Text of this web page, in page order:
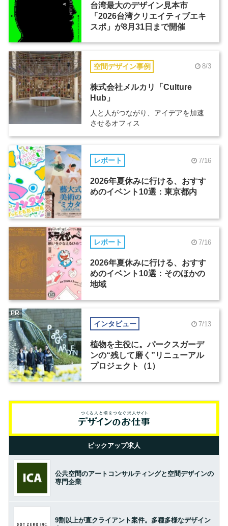
台湾最大のデザイン見本市
「2026台湾クリエイティブエキ
スポ」が8月31日まで開催
空間デザイン事例 8/3
株式会社メルカリ「Culture
Hub」
人と人がつながり、アイデアを加速
させるオフィス
レポート 7/16
2026年夏休みに行ける、おすす
めのイベント10選：東京都内
レポート 7/16
2026年夏休みに行ける、おすす
めのイベント10選：そのほかの
地域
インタビュー 7/13
植物を主役に。パークスガーデ
ンの“残して磨く”リニューアル
プロジェクト（1）
PR
ピックアップ求人
公共空間のアートコンサルティングと空間デザインの
専門企業
9割以上が直クライアント案件。多種多様なデザイン